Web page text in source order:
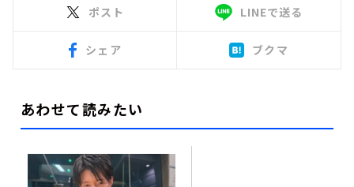
ポスト LINEで送る
シェア ブクマ
あわせて読みたい